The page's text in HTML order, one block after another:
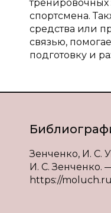
тренировочных
спортсмена.
средства или
связью,
подготовку и
Зенченко, И. С.
И. С. Зенченко.
https://